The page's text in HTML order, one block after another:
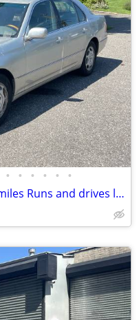
• • • • • •
2001 LEXUS LS430 Sedan 160k miles Runs and drives like NEW